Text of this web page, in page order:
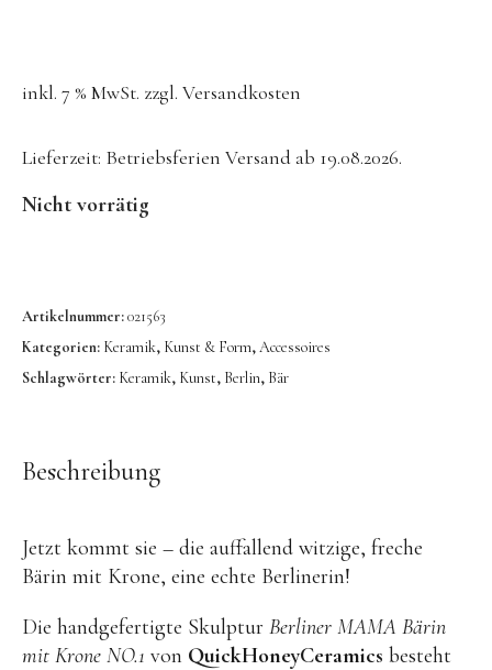
LIEWOOD
DUFTE Manufaktur
MIMI’lou | Wanddeko
MINI KYOMO | Kinderuhren
Mr MARIA | Leuchten
NUUKK | Papierdesign & Kissen
OVO things | Kerzenhalter
PLÜKT | Tees
Sköna Ting | Papeterie
studio ROOF | Bastel-Sets
inkl. 7 % MwSt. zzgl. Versandkosten
Lieferzeit: Betriebsferien Versand ab 19.08.2026.
Nicht vorrätig
Artikelnummer:021563
Kategorien: Keramik, Kunst & Form,Accessoires
Schlagwörter: Keramik, Kunst, Berlin, Bär
Beschreibung
Jetzt kommt sie – die auffallend witzige, freche
Bärin mit Krone, eine echte Berlinerin!
Die handgefertigte Skulptur Berliner MAMA Bärin
mit Krone NO.1 von QuickHoneyCeramics besteht